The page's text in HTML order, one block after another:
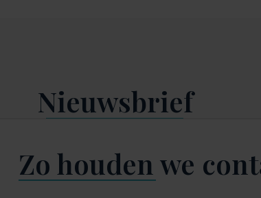
Nieuwsbrief
Zo houden we